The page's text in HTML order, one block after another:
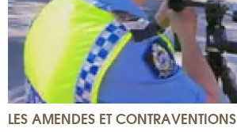
LES AMENDES ET CONTRAVENTIONS